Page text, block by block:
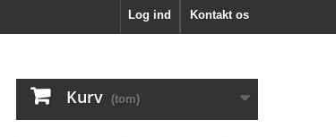
Kontakt os
Log ind
Kurv (tom)